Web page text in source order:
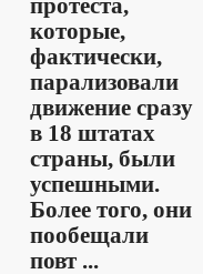
протеста,
которые,
фактически,
парализовали
движение сразу
в 18 штатах
страны, были
успешными.
Более того, они
пообещали
повт ...